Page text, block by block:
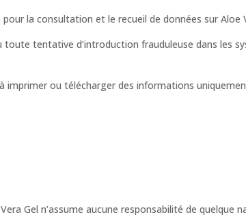
la consultation et le recueil de données sur
tentative d’introduction frauduleuse dans les
imprimer ou télécharger des informations
Gel n’assume aucune responsabilité de quelque